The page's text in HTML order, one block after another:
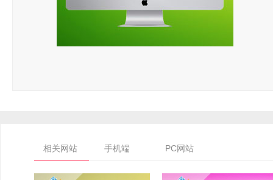
相关网站 手机端 PC网站